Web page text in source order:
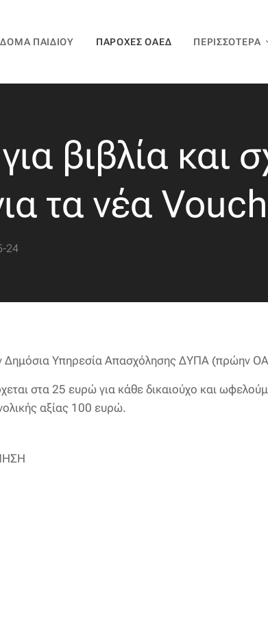
ΠΑΙΔΙΟΎ ΠΑΡΟΧΈΣ ΟΑΕΔ ΠΕΡΙΣΣΌΤΕΡΑ
βιβλία και
τα νέα
24
Δημόσια Υπηρεσία Απασχόλησης ΔΥΠΑ (πρώην
στα 25 ευρώ για κάθε δικαιούχο και
αξίας 100 ευρώ.